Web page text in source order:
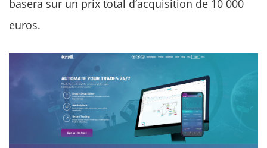
basera sur un prix total d’acquisition de 10 000
euros.